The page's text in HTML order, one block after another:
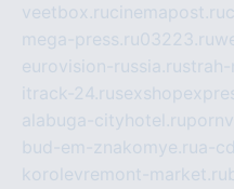
veetbox.rucinemapost.ru
mega-press.ru03223.ru
eurovision-russia.rustrah-
itrack-24.ru
alabuga-cityhotel.ru
bud-em-znakomye.rua-
korolevremont-market.ru